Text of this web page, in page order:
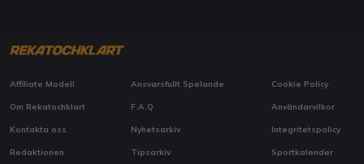
Affiliate Modell
Om Rekatochklart
Kontakta oss
Redaktionen
Ansvarsfullt Spelande
F.A.Q
Nyhetsarkiv
Tipsarkiv
Cookie Policy
Användarvilkor
Integritetspolicy
Sportkalender